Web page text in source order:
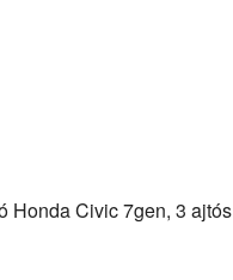
Honda Civic 7gen, 3 ajtós